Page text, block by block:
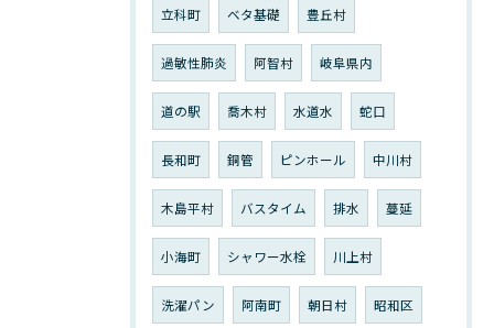
立科町 ベタ基礎 豊丘村
過敏性肺炎 阿智村 岐阜県内
道の駅 喬木村 水道水 蛇口
長和町 銅管 ピンホール 中川村
木島平村 バスタイム 排水 蔓延
小海町 シャワー水栓 川上村
洗濯パン 阿南町 朝日村 昭和区